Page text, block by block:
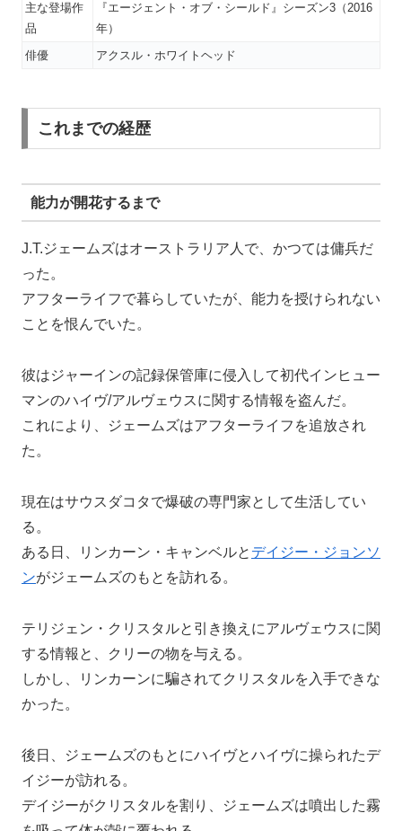
主な登場作
品
『エージェント・オブ・シールド』シーズン3（2016
年）
俳優
アクスル・ホワイトヘッド
これまでの経歴
能力が開花するまで
J.T.ジェームズはオーストラリア人で、かつては傭兵だ
った。
アフターライフで暮らしていたが、能力を授けられない
ことを恨んでいた。
彼はジャーインの記録保管庫に侵入して初代インヒュー
マンのハイヴ/アルヴェウスに関する情報を盗んだ。
これにより、ジェームズはアフターライフを追放され
た。
現在はサウスダコタで爆破の専門家として生活してい
る。
ある日、リンカーン・キャンベルと デイジー・ジョンソ
ンがジェームズのもとを訪れる。
テリジェン・クリスタルと引き換えにアルヴェウスに関
する情報と、クリーの物を与える。
しかし、リンカーンに騙されてクリスタルを入手できな
かった。
後日、ジェームズのもとにハイヴとハイヴに操られたデ
イジーが訪れる。
デイジーがクリスタルを割り、ジェームズは噴出した霧